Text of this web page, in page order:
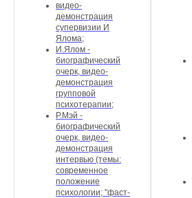
видео-
демонстрация
супервизии И
Ялома;
И.Ялом -
биографический
очерк, видео-
демонстрация
групповой
психотерапии;
Р.Мэй -
биографический
очерк, видео-
демонстрация
интервью (темы:
современное
положение
психологии; "фаст-